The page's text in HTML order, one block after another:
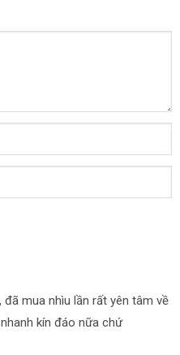
mua nhìu lần rất yên tâm về
kín đáo nữa chứ